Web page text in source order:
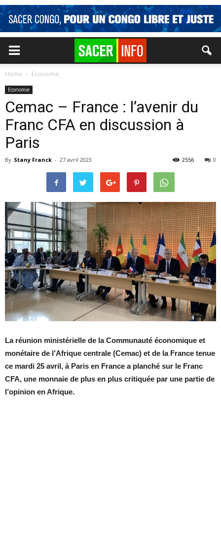
Home Economie
Economie
Cemac – France : l’avenir du
Franc CFA en discussion à
Paris
By Stany Franck - 27 avril 2023 0
2556
La réunion ministérielle de la Communauté économique et
monétaire de l’Afrique centrale (Cemac) et de la France tenue
ce mardi 25 avril, à Paris en France a planché sur le Franc
CFA, une monnaie de plus en plus critiquée par une partie de
l’opinion en Afrique.